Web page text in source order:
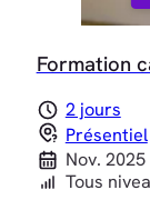
Formation
2 jours
Présentiel
Nov. 2025
Tous